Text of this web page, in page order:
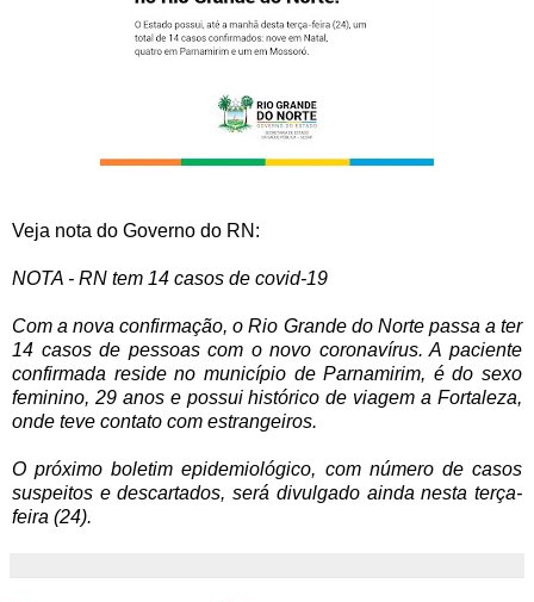
Veja nota do Governo do RN:
NOTA - RN tem 14 casos de covid-19
Com a nova confirmação, o Rio Grande do Norte passa a ter
14 casos de pessoas com o novo coronavírus. A paciente
confirmada reside no município de Parnamirim, é do sexo
feminino, 29 anos e possui histórico de viagem a Fortaleza,
onde teve contato com estrangeiros.
O próximo boletim epidemiológico, com número de casos
suspeitos e descartados, será divulgado ainda nesta terça-
feira (24).